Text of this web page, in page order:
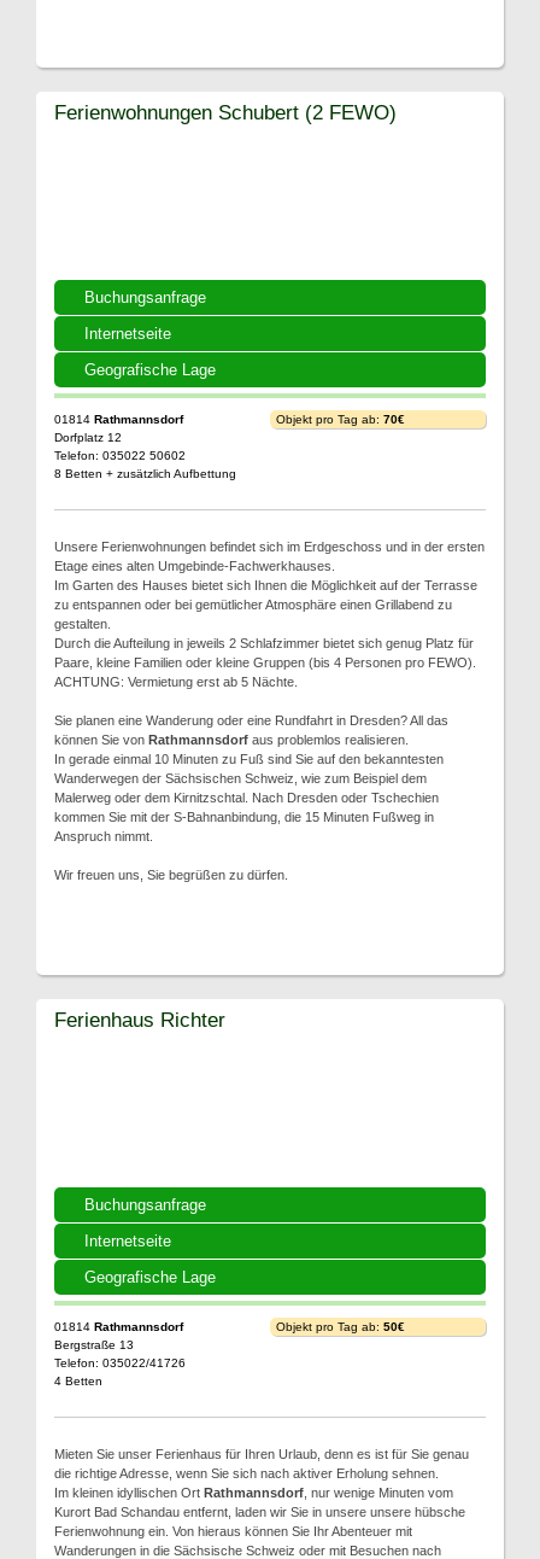
Buchungsanfrage
Internetseite
Geografische Lage
Ferienwohnungen Schubert (2 FEWO)
01814 Rathmannsdorf
Dorfplatz 12
Telefon: 035022 50602
8 Betten + zusätzlich Aufbettung
Objekt pro Tag ab: 70€
Unsere Ferienwohnungen befindet sich im Erdgeschoss und in der ersten
Etage eines alten Umgebinde-Fachwerkhauses.
Im Garten des Hauses bietet sich Ihnen die Möglichkeit auf der Terrasse
zu entspannen oder bei gemütlicher Atmosphäre einen Grillabend zu
gestalten.
Durch die Aufteilung in jeweils 2 Schlafzimmer bietet sich genug Platz für
Paare, kleine Familien oder kleine Gruppen (bis 4 Personen pro FEWO).
ACHTUNG: Vermietung erst ab 5 Nächte.
Sie planen eine Wanderung oder eine Rundfahrt in Dresden? All das
können Sie von Rathmannsdorf aus problemlos realisieren.
In gerade einmal 10 Minuten zu Fuß sind Sie auf den bekanntesten
Wanderwegen der Sächsischen Schweiz, wie zum Beispiel dem
Malerweg oder dem Kirnitzschtal. Nach Dresden oder Tschechien
kommen Sie mit der S-Bahnanbindung, die 15 Minuten Fußweg in
Anspruch nimmt.
Wir freuen uns, Sie begrüßen zu dürfen.
Buchungsanfrage
Internetseite
Geografische Lage
Ferienhaus Richter
01814 Rathmannsdorf
Bergstraße 13
Telefon: 035022/41726
4 Betten
Objekt pro Tag ab: 50€
Mieten Sie unser Ferienhaus für Ihren Urlaub, denn es ist für Sie genau
die richtige Adresse, wenn Sie sich nach aktiver Erholung sehnen.
Im kleinen idyllischen Ort Rathmannsdorf , nur wenige Minuten vom
Kurort Bad Schandau entfernt, laden wir Sie in unsere unsere hübsche
Ferienwohnung ein. Von hieraus können Sie Ihr Abenteuer mit
Wanderungen in die Sächsische Schweiz oder mit Besuchen nach